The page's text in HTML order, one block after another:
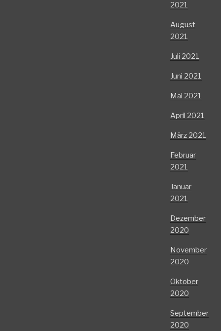
2021
August
2021
Juli 2021
Juni 2021
Mai 2021
April 2021
März 2021
Februar
2021
Januar
2021
Dezember
2020
November
2020
Oktober
2020
September
2020